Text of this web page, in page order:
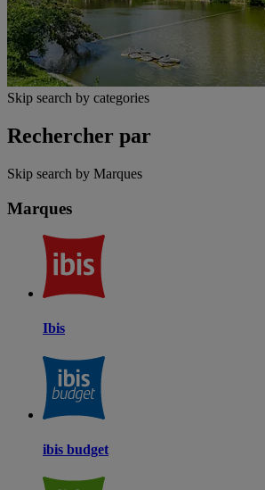
Skip search by categories
Rechercher par
Skip search by Marques
Marques
Ibis
ibis budget